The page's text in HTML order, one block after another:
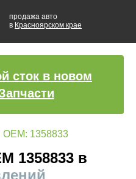
продажа авто
в Красноярском крае
сток в новом
OEM: 1358833
1358833 в